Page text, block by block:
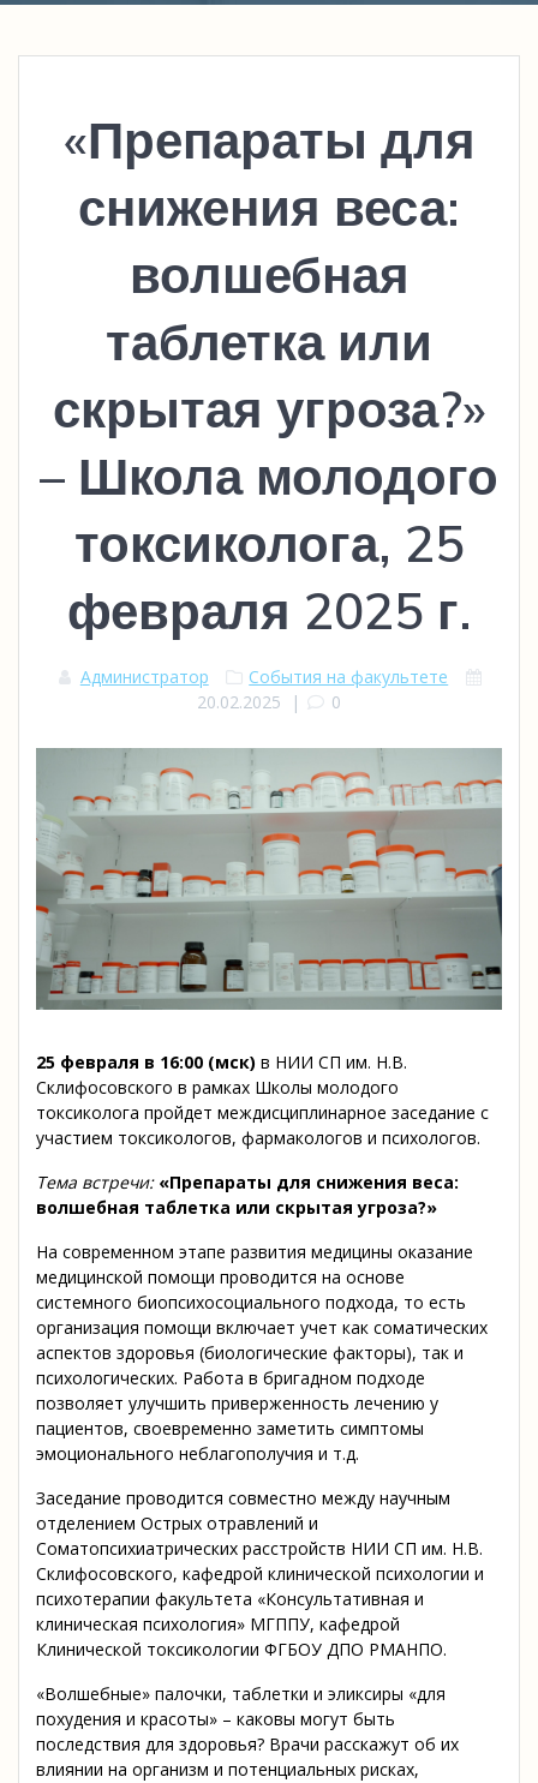
«Препараты для
снижения веса:
волшебная
таблетка или
скрытая угроза?»
– Школа молодого
токсиколога, 25
февраля 2025 г.
Администратор
События на факультете
20.02.2025 | 0
25 февраля в 16:00 (мск) в НИИ СП им. Н.В.
Склифосовского в рамках Школы молодого
токсиколога пройдет междисциплинарное заседание с
участием токсикологов, фармакологов и психологов.
Тема встречи: «Препараты для снижения веса:
волшебная таблетка или скрытая угроза?»
На современном этапе развития медицины оказание
медицинской помощи проводится на основе
системного биопсихосоциального подхода, то есть
организация помощи включает учет как соматических
аспектов здоровья (биологические факторы), так и
психологических. Работа в бригадном подходе
позволяет улучшить приверженность лечению у
пациентов, своевременно заметить симптомы
эмоционального неблагополучия и т.д.
Заседание проводится совместно между научным
отделением Острых отравлений и
Соматопсихиатрических расстройств НИИ СП им. Н.В.
Склифосовского, кафедрой клинической психологии и
психотерапии факультета «Консультативная и
клиническая психология» МГППУ, кафедрой
Клинической токсикологии ФГБОУ ДПО РМАНПО.
«Волшебные» палочки, таблетки и эликсиры «для
похудения и красоты» – каковы могут быть
последствия для здоровья? Врачи расскажут об их
влиянии на организм и потенциальных рисках,